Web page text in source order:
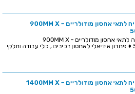
לוח תליה לתאי אחסון מודולריים - 900MM X
לוח תליה לתאי אחסון מודולריים - 900MM X
500MM ♦ פתרון אידיאלי לאחסון רכיבים , כלי עבודה וחלקי
לוח תליה לתאי אחסון מודולריים - 1400MM X